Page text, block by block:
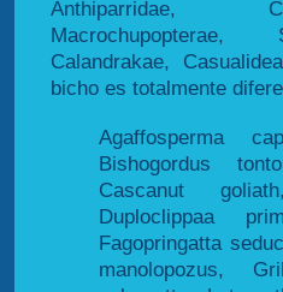
Anthiparridae,
Macrochupopterae,
Calandrakae,
bicho es totalmente
Agaffosperma
Bishogordus
Cascanut
Duploclippaa
Fagopringatta
manolopozus,